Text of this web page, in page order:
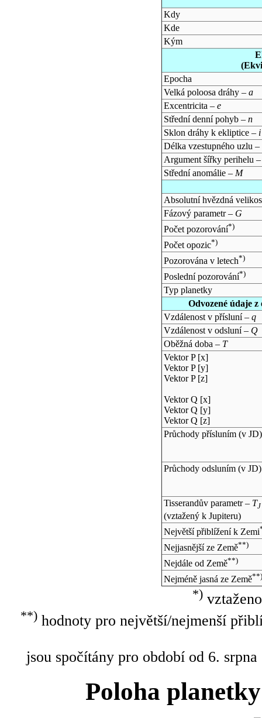
Kdy
Kde
Kým
Epocha
Velká poloosa dráhy – a
Excentricita – e
Střední denní pohyb – n
Sklon dráhy k ekliptice – i
Délka vzestupného uzlu –
Argument šířky perihelu
Střední anomálie – M
Absolutní hvězdná
Fázový parametr – G
Počet pozorování*)
Počet opozic*)
Pozorována v letech*)
Poslední pozorování*)
Typ planetky
Odvozené údaje
Vzdálenost v přísluní – q
Vzdálenost v odsluní – Q
Oběžná doba – T
Vektor P [x]
Vektor P [y]
Vektor P [z]
Vektor Q [x]
Vektor Q [y]
Vektor Q [z]
Průchody přísluním (v JD)
Průchody odsluním (v JD)
Tisserandův parametr – TJ
(vztažený k Jupiteru)
Největší přiblížení k Zemi
Nejjasnější ze Země**)
Nejdále od Země**)
Nejméně jasná ze Země**)
*)
**)hodnoty pro největší/nejmenší
jsou spočítány pro období od 6.
Poloha